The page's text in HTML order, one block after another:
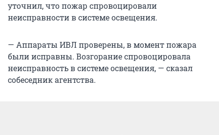
уточнил, что пожар спровоцировали
неисправности в системе освещения.
— Аппараты ИВЛ проверены, в момент пожара
были исправны. Возгорание спровоцировала
неисправность в системе освещения, — сказал
собеседник агентства.